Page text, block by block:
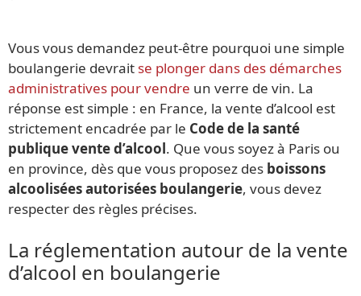
Vous vous demandez peut-être pourquoi une simple
boulangerie devrait se plonger dans des démarches
administratives pour vendre un verre de vin. La
réponse est simple : en France, la vente d’alcool est
strictement encadrée par le Code de la santé
publique vente d’alcool. Que vous soyez à Paris ou
en province, dès que vous proposez des boissons
alcoolisées autorisées boulangerie, vous devez
respecter des règles précises.
La réglementation autour de la vente
d’alcool en boulangerie